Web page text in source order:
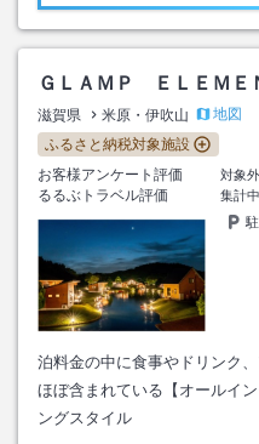
ＧＬＡＭＰ ＥＬＥＭＥ
滋賀県 米原・伊吹山
地図
ふるさと納税対象施設
お客様アンケート評価
対象外
るるぶトラベル評価
集計中
泊料金の中に食事やドリンク
ほぼ含まれている【オールイ
ングスタイル